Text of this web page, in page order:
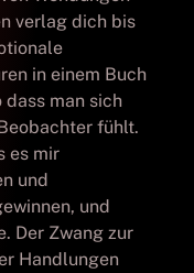
verlag dich bis
in einem Buch
dass man sich
fühlt.
es mir
und
und
Der Zwang zur
Handlungen